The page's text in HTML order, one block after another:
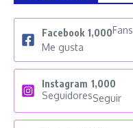
Facebook 1,000Fans
Me gusta
Instagram 1,000
SeguidoresSeguir